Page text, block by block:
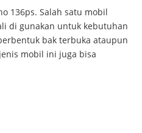
136ps. Salah satu mobil
di gunakan untuk kebutuhan
bak terbuka ataupun
mobil ini juga bisa